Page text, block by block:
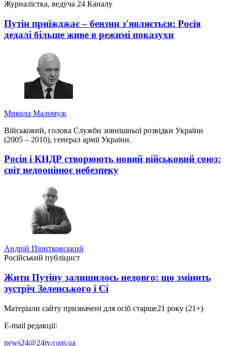
Журналістка, ведуча 24 Каналу
Путін приїжджає – бензин з'являється: Росія
дедалі більше живе в режимі показухи
Микола Маломуж
Військовий, голова Служби зовнішньої розвідки України
(2005 – 2010), генерал армії України.
Росія і КНДР створюють новий військовий союз:
світ недооцінює небезпеку
Андрій Піонтковський
Російський публіцист
Жити Путіну залишилось недовго: що змінить
зустріч Зеленського і Сі
Матеріали сайту призначені для осіб старше21 року (21+)
E-mail редакції:
news24@24tv.com.ua